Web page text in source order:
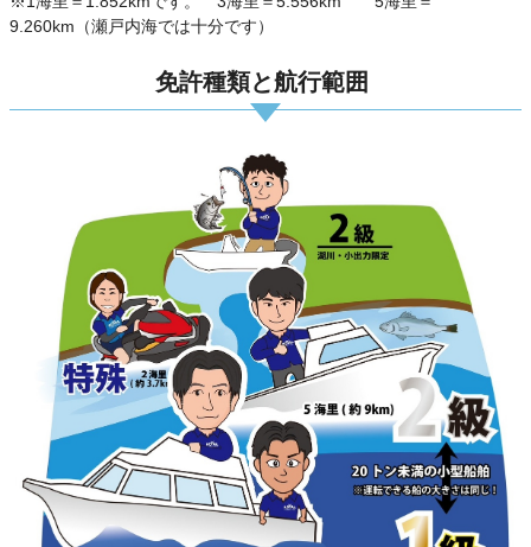
9.260km（瀬戸内海では十分です）
免許種類と航行範囲